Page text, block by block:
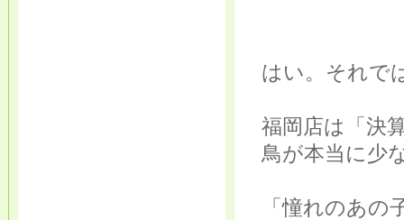
はい。それで
福岡店は「決
鳥が本当に少
「憧れのあの